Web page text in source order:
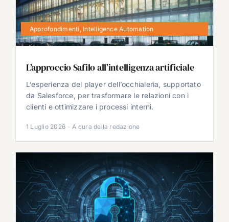
Approfondimenti Intelligence Automation
L’approccio Safilo all’intelligenza artificiale
L’esperienza del player dell’occhialeria, supportato
da Salesforce, per trasformare le relazioni con i
clienti e ottimizzare i processi interni.
1 Luglio 2026 · A cura della redazione